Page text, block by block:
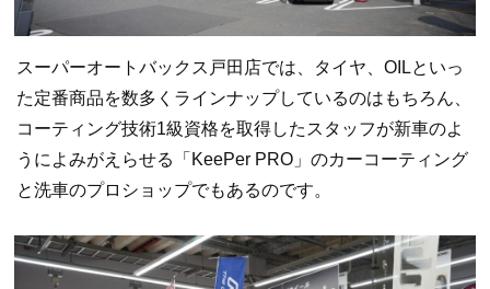
スーパーオートバックス戸田店では、タイヤ、OILといっ
た定番商品を数多くラインナップしているのはもちろん、
コーティング技術1級資格を取得したスタッフが新車のよ
うによみがえらせる「KeePer PRO」のカーコーティング
と洗車のプロショップでもあるのです。